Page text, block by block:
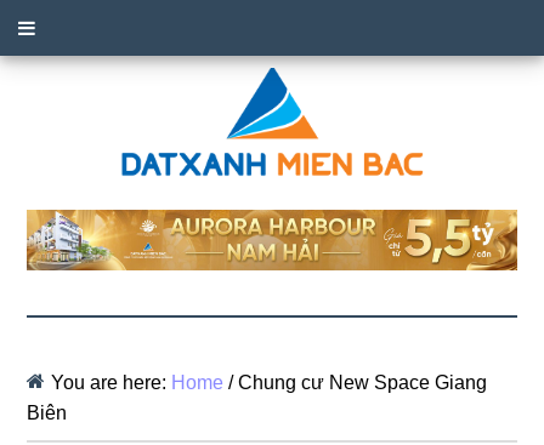
You are here: Home /Chung cư New Space Giang
Biên